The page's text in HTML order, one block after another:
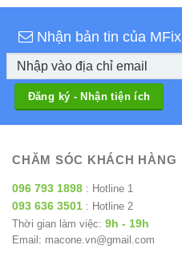
Nhận bản tin của MFix
CHĂM SÓC KHÁCH HÀNG
096 793 1898 : Hotline 1
093 636 3501 : Hotline 2
Thời gian làm việc: 9h - 19h
Email: macone.vn@gmail.com